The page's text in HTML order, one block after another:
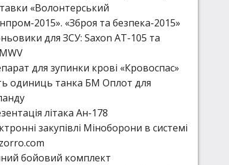
«Волонтерський
2015». «Зброя та безпека-2015»
для ЗСУ: Saxon AT-105 та
для зупинки крові «Кровоспас»
одиниць танка БМ Оплот для
літака Ан-178
закупівлі Міноборони в системі
бойовий комплект